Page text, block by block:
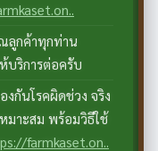
ลูกค้าทุกท่าน
บริการต่อครับ
งกันโรคผิดช่วง จริง
มาะสม พร้อมวิธีใช้
farmkaset.on..